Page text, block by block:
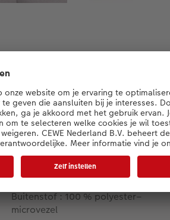
Productdetails
Materiaal
Buitenstof : 100 % polyester–
microvezel